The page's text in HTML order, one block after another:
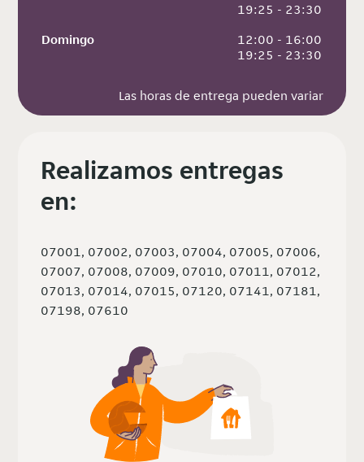
19:25 - 23:30
Domingo
12:00 - 16:00
19:25 - 23:30
Las horas de entrega pueden variar
Realizamos entregas
en:
07001, 07002, 07003, 07004, 07005, 07006,
07007, 07008, 07009, 07010, 07011, 07012,
07013, 07014, 07015, 07120, 07141, 07181,
07198, 07610